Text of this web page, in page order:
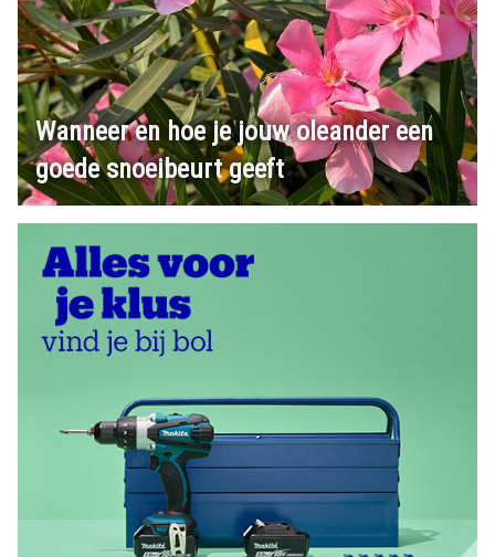
Wanneer en hoe je jouw oleander een
goede snoeibeurt geeft